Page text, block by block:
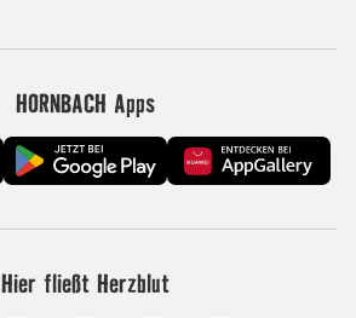
HORNBACH Apps
Hier fließt Herzblut